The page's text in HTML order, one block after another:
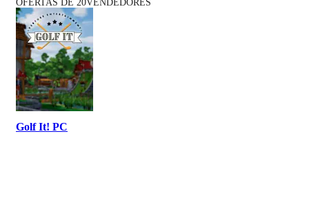
OFERTAS DE 20VENDEDORES
Golf It! PC